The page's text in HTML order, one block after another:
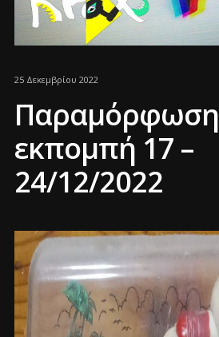
25 Δεκεμβρίου 2022
Παραμόρφωση
εκπομπή 17 –
24/12/2022